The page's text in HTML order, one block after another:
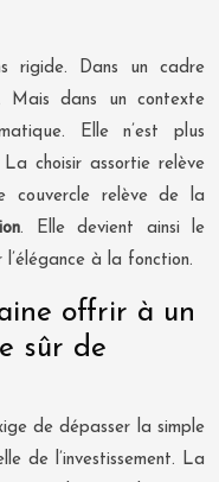
rigide. Dans un cadre
Mais dans un contexte
Elle n’est plus
choisir assortie relève
couvercle relève de la
. Elle devient ainsi le
l’élégance à la fonction.
offrir à un
sûr de
de dépasser la simple
de l’investissement. La